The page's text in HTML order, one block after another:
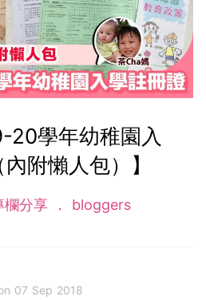
20學年幼稚園入
附懶人包）】
欄分享 bloggers
07 Sep 2018